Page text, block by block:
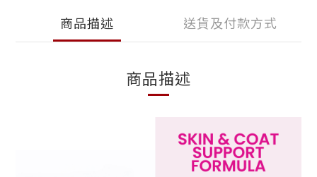
商品描述 送貨及付款方式
商品描述